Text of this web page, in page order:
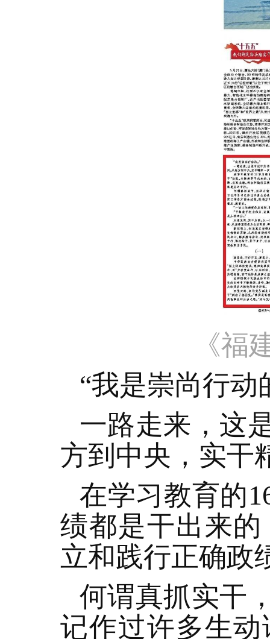
《福
“我是崇尚行动
一路走来，这
方到中央，实干
在学习教育的
绩都是干出来
立和践行正确政
何谓真抓实干
记作过许多生